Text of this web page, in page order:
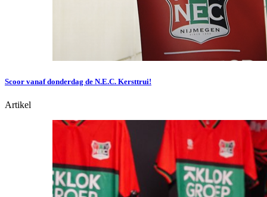
Scoor vanaf donderdag de N.E.C. Kersttrui!
Artikel